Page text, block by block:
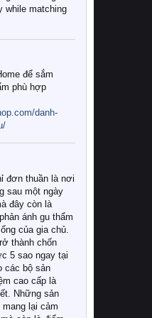
while matching
để sắm
phù hợp
danh-
đơn thuần là nơi
sau một ngày
đây còn là
ánh gu thẩm
của gia chủ.
thành chốn
5 sao ngay tại
các bộ sản
cao cấp là
Những sản
lại cảm